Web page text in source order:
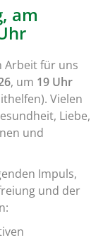
am
Arbeit für uns
, um 19 Uhr
Vielen
Liebe,
und
Impuls,
und der